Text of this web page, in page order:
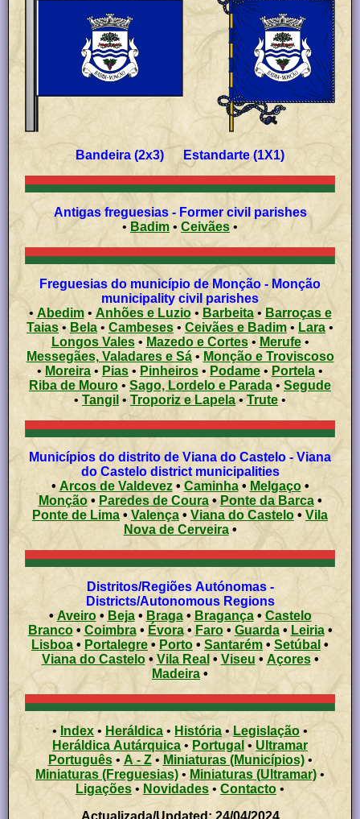
Bandeira (2x3) Estandarte (1X1)
Antigas freguesias - Former civil parishes
• Badim • Ceivães •
Freguesias do município de Monção - Monção
municipality civil parishes
• Abedim• Anhões e Luzio• Barbeita•Barroças e
Taias• Bela • Cambeses • Ceivães e Badim • Lara •
Longos Vales• Mazedo e Cortes• Merufe•
Messegães, Valadares e Sá• Monção e Troviscoso
• Moreira • Pias •Pinheiros • Podame • Portela •
Riba de Mouro • Sago, Lordelo e Parada • Segude
•Tangil • Troporiz e Lapela•Trute•
Municípios do distrito de Viana do Castelo - Viana
do Castelo district municipalities
• Arcos de Valdevez•Caminha• Melgaço•
Monção• Paredes de Coura•Ponte da Barca•
Ponte de Lima •Valença • Viana do Castelo • Vila
Nova de Cerveira•
Distritos/Regiões Autónomas -
Districts/Autonomous Regions
•Aveiro• Beja• Braga• Bragança• Castelo
Branco•Coimbra• Évora•Faro• Guarda• Leiria•
Lisboa • Portalegre • Porto • Santarém• Setúbal •
Viana do Castelo•Vila Real • Viseu • Açores •
Madeira •
•Index • Heráldica • História •Legislação •
Heráldica Autárquica •Portugal • Ultramar
Português• A - Z• Miniaturas (Municípios)•
Miniaturas (Freguesias)• Miniaturas (Ultramar) •
Ligações• Novidades • Contacto •
Actualizada/Updated: 24/04/2024